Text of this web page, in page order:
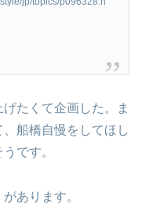
たくて企画した。ま
船橋自慢をしてほし
です。
あります。